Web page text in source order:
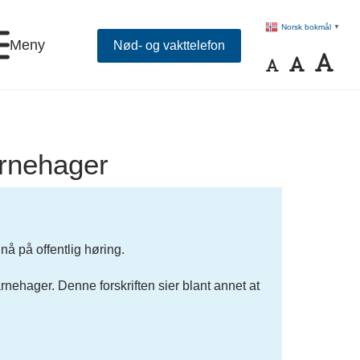
Meny Nød- og vakttelefon
Norsk bokmål ▼
på offentlig høring.
Denne forskriften sier blant annet at